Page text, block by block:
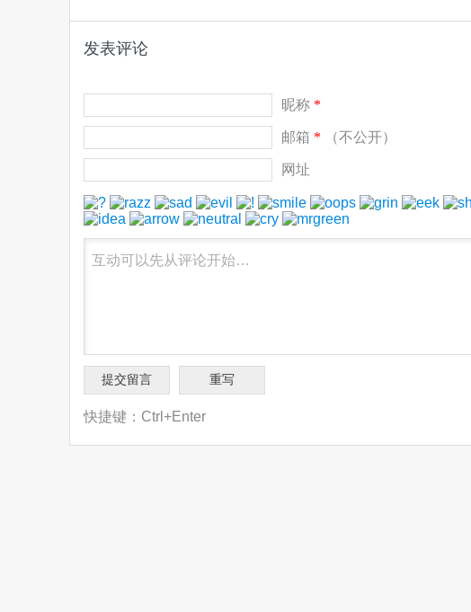
发表评论
昵称 *
邮箱 * （不公开）
网址
快捷键：Ctrl+Enter